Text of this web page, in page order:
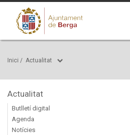
Inici / Actualitat
Actualitat
Butlletí digital
Agenda
Notícies